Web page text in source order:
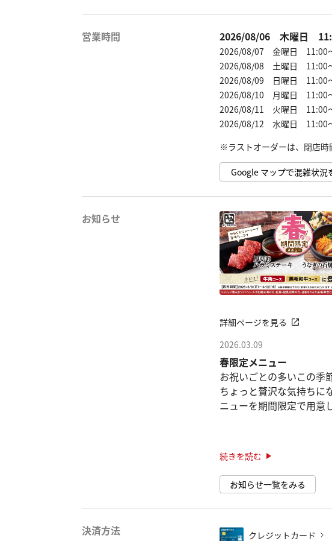
営業時間 2026/08/06 木曜日
2026/08/07 金曜日 11:00
2026/08/08 土曜日 11:00
2026/08/09 日曜日 11:00
2026/08/10 月曜日 11:00
2026/08/11 火曜日 11:00
2026/08/12 水曜日 11:00
Google マップで混雑状況
お知らせ
詳細ページを見る
2026.03.09
春限定メニュー
お祝いごとの多いこの季
ちょっと贅沢な気持ちに
ニューを期間限定で用意
ス」が対象です。
●焼肉×うなぎ「うなぎの
ビンバ」
焼肉の定番、石焼ビビン
続きを読む
お知らせ一覧をみる
決済方法 クレジットカード